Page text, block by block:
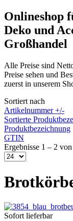
Onlineshop
Deko und
Großhandel
Alle Preise sind
Preise sehen und
zuerst in unserem
Sortiert nach
Artikelnummer +/-
Sortierte
Produktbezeichnung
GTIN
Ergebnisse 1 – 2 von
Sofort lieferbar